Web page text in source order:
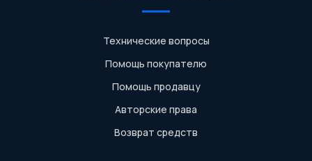
Технические вопросы
Помощь покупателю
Помощь продавцу
Авторские права
Возврат средств